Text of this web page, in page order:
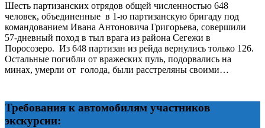
Шесть партизанских отрядов общей численностью 648
человек, объединенные в 1-ю партизанскую бригаду под
командованием Ивана Антоновича Григорьева, совершили
57-дневный поход в тыл врага из района Сегежи в
Поросозеро. Из 648 партизан из рейда вернулись только 126.
Остальные погибли от вражеских пуль, подорвались на
минах, умерли от голода, были расстреляны своими…
Требования к автомобилям участников
экскурсии: